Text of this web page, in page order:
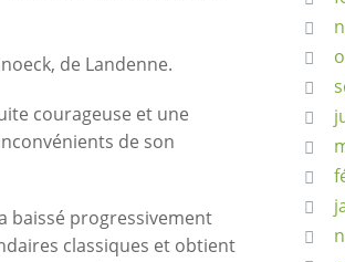
de Landenne.
courageuse et une
de son
baissé progressivement
classiques et obtient